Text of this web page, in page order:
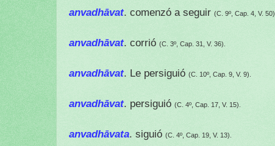
anvadhāvat. comenzó a seguir (C. 9º, Cap. 4, V. 50).
anvadhāvat. corrió (C. 3º, Cap. 31, V. 36).
anvadhāvat. Le persiguió (C. 10º, Cap. 9, V. 9).
anvadhāvat. persiguió (C. 4º, Cap. 17, V. 15).
anvadhāvata. siguió (C. 4º, Cap. 19, V. 13).